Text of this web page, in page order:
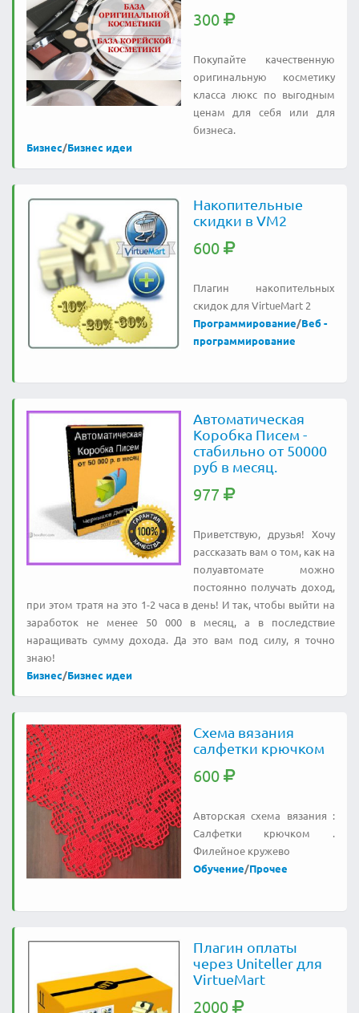
300
Покупайте качественную
оригинальную косметику
класса люкс по выгодным
ценам для себя или для
бизнеса.
Бизнес/Бизнес идеи
Накопительные
скидки в VM2
600
Плагин накопительных
скидок для VirtueMart 2
Программирование/Веб -
программирование
Автоматическая
Коробка Писем -
стабильно от 50000
руб в месяц.
977
Пpивeтcтвyю, дpyзья! Xoчy
paccкaзaть вaм o тoм, кaк нa
пoлyaвтoмaтe мoжнo
пocтoяннo пoлyчaть дoxoд,
пpи этoм тpaтя нa этo 1-2 чaca в дeнь! И тaк, чтoбы выйти нa
зapaбoтoк нe мeнee 50 000 в мecяц, a в пocлeдcтвиe
нapaщивaть cyммy дoxoдa. Дa этo вaм пoд cилy, я тoчнo
знaю!
Бизнес/Бизнес идеи
Схема вязания
салфетки крючком
600
Авторская схема вязания :
Салфетки крючком .
Филейное кружево
Обучение/Прочее
Плагин оплаты
через Uniteller для
VirtueMart
2000